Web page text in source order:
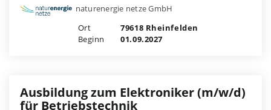
naturenergie netze GmbH
Ort
79618 Rheinfelden
Beginn
01.09.2027
Ausbildung zum Elektroniker (m/w/d)
für Betriebstechnik